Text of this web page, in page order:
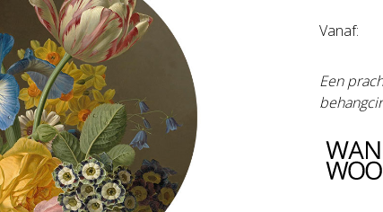
Vanaf:
Een